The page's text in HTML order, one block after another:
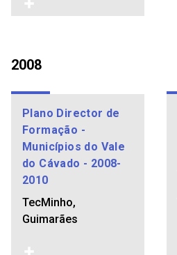
2008
Plano Director de
Formação -
Municípios do Vale
do Cávado - 2008-
2010
TecMinho,
Guimarães